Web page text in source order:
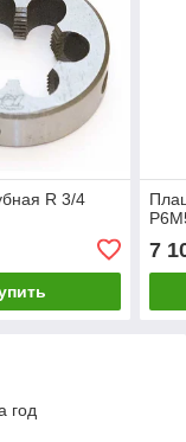
R 3/4
7
год